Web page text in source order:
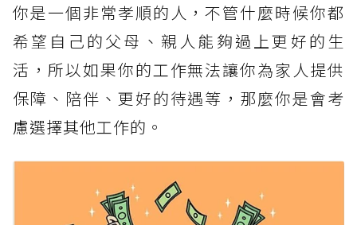
你是一個非常孝順的人，不管什麼時候你都
希望自己的父母、親人能夠過上更好的生
活，所以如果你的工作無法讓你為家人提供
保障、陪伴、更好的待遇等，那麼你是會考
慮選擇其他工作的。